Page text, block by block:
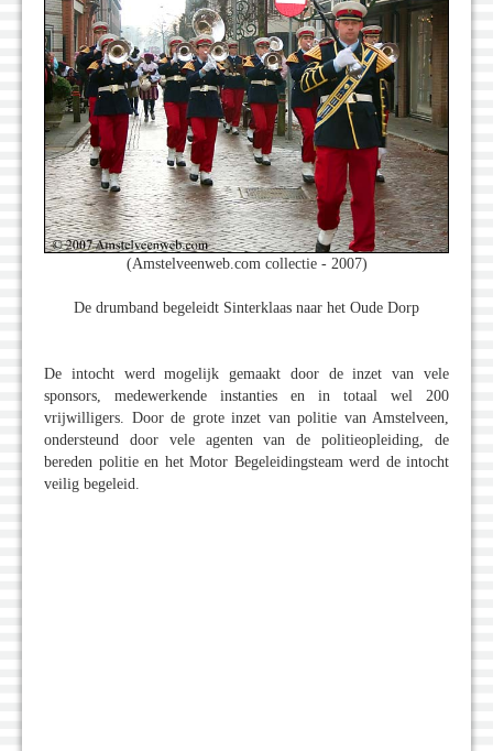
(Amstelveenweb.com collectie - 2007)
De drumband begeleidt Sinterklaas naar het Oude Dorp
De intocht werd mogelijk gemaakt door de inzet van vele
sponsors, medewerkende instanties en in totaal wel 200
vrijwilligers. Door de grote inzet van politie van Amstelveen,
ondersteund door vele agenten van de politieopleiding, de
bereden politie en het Motor Begeleidingsteam werd de intocht
veilig begeleid.